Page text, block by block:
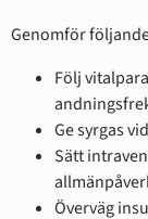
Genomför
Följ
Ge syrgas
Sätt
Överväg